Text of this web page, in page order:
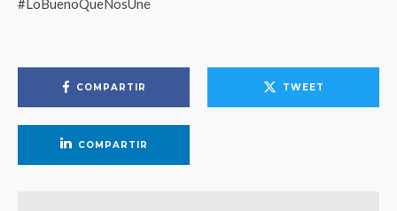
#LoBuenoQueNosUne
COMPARTIR TWEET
COMPARTIR